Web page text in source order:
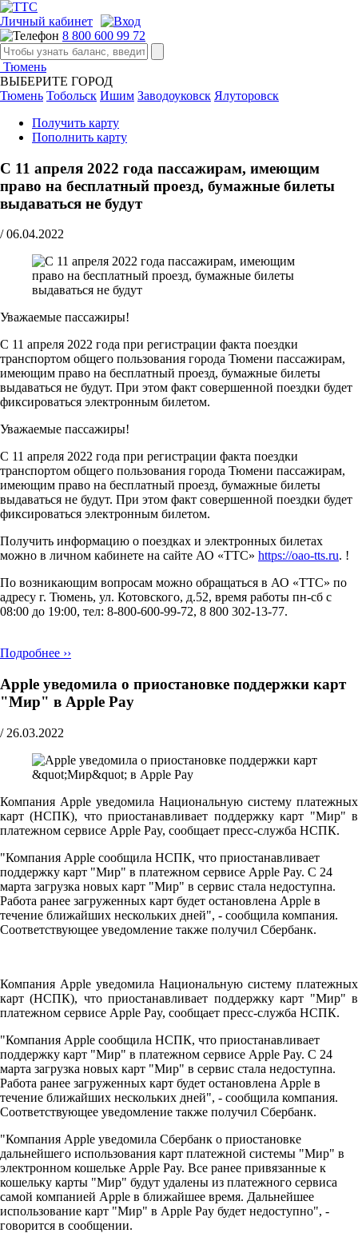
Личный кабинет
8 800 600 99 72
Тюмень
ВЫБЕРИТЕ ГОРОД
Тюмень Тобольск Ишим Заводоуковск Ялуторовск
Получить карту
Пополнить карту
С 11 апреля 2022 года пассажирам, имеющим
право на бесплатный проезд, бумажные билеты
выдаваться не будут
/ 06.04.2022
Уважаемые пассажиры!
С 11 апреля 2022 года при регистрации факта поездки
транспортом общего пользования города Тюмени пассажирам,
имеющим право на бесплатный проезд, бумажные билеты
выдаваться не будут. При этом факт совершенной поездки будет
фиксироваться электронным билетом.
Уважаемые пассажиры!
С 11 апреля 2022 года при регистрации факта поездки
транспортом общего пользования города Тюмени пассажирам,
имеющим право на бесплатный проезд, бумажные билеты
выдаваться не будут. При этом факт совершенной поездки будет
фиксироваться электронным билетом.
Получить информацию о поездках и электронных билетах
можно в личном кабинете на сайте АО «ТТС» https://oao-tts.ru. !
По возникающим вопросам можно обращаться в АО «ТТС» по
адресу г. Тюмень, ул. Котовского, д.52, время работы пн-сб с
08:00 до 19:00, тел: 8-800-600-99-72, 8 800 302-13-77.
Подробнее ››
Apple уведомила о приостановке поддержки карт
"Мир" в Apple Pay
/ 26.03.2022
Компания Apple уведомила Национальную систему платежных
карт (НСПК), что приостанавливает поддержку карт "Мир" в
платежном сервисе Apple Pay, сообщает пресс-служба НСПК.
"Компания Apple сообщила НСПК, что приостанавливает
поддержку карт "Мир" в платежном сервисе Apple Pay. С 24
марта загрузка новых карт "Мир" в сервис стала недоступна.
Работа ранее загруженных карт будет остановлена Apple в
течение ближайших нескольких дней", - сообщила компания.
Соответствующее уведомление также получил Сбербанк.
Компания Apple уведомила Национальную систему платежных
карт (НСПК), что приостанавливает поддержку карт "Мир" в
платежном сервисе Apple Pay, сообщает пресс-служба НСПК.
"Компания Apple сообщила НСПК, что приостанавливает
поддержку карт "Мир" в платежном сервисе Apple Pay. С 24
марта загрузка новых карт "Мир" в сервис стала недоступна.
Работа ранее загруженных карт будет остановлена Apple в
течение ближайших нескольких дней", - сообщила компания.
Соответствующее уведомление также получил Сбербанк.
"Компания Apple уведомила Сбербанк о приостановке
дальнейшего использования карт платежной системы "Мир" в
электронном кошельке Apple Pay. Все ранее привязанные к
кошельку карты "Мир" будут удалены из платежного сервиса
самой компанией Apple в ближайшее время. Дальнейшее
использование карт "Мир" в Apple Pay будет недоступно", -
говорится в сообщении.